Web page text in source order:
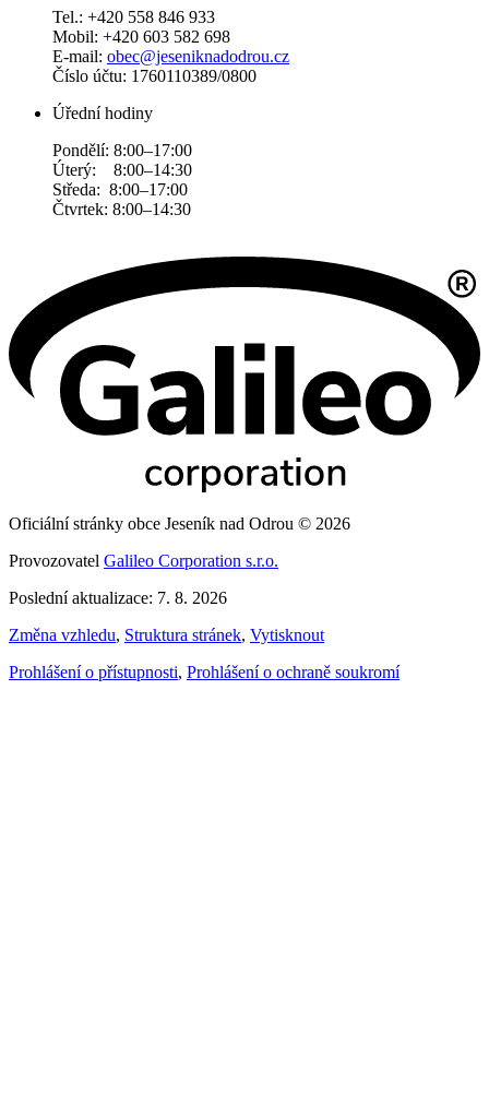
Tel.: +420 558 846 933
Mobil: +420 603 582 698
E-mail: obec@jeseniknadodrou.cz
Číslo účtu: 1760110389/0800
Úřední hodiny
Pondělí: 8:00–17:00
Úterý: 8:00–14:30
Středa: 8:00–17:00
Čtvrtek: 8:00–14:30
Oficiální stránky obce Jeseník nad Odrou © 2026
Provozovatel Galileo Corporation s.r.o.
Poslední aktualizace: 7. 8. 2026
Změna vzhledu, Struktura stránek, Vytisknout
Prohlášení o přístupnosti, Prohlášení o ochraně soukromí